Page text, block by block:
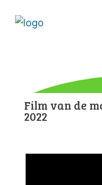
Film van de
2022